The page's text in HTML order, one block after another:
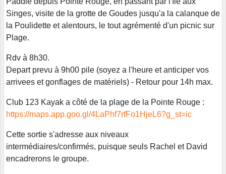
Singes, visite de la grotte de Goudes jusqu'a la calanque de
la Poulidette et alentours, le tout agrémenté d'un picnic sur
Plage.
Rdv à 8h30.
Depart prevu à 9h00 pile (soyez a l'heure et anticiper vos
arrivees et gonflages de matériels) - Retour pour 14h max.
Club 123 Kayak a côté de la plage de la Pointe Rouge :
https://maps.app.goo.gl/4LaPhf7rfFo1HjeL6?g_st=ic
Cette sortie s'adresse aux niveaux
intermédiaires/confirmés, puisque seuls Rachel et David
encadrerons le groupe.